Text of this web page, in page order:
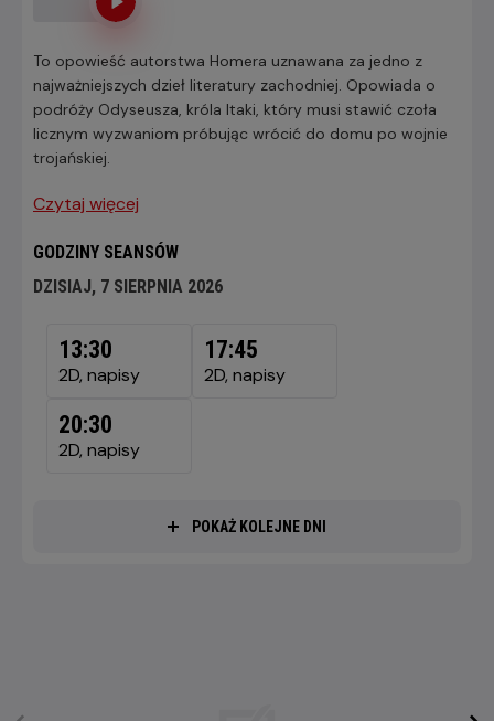
To opowieść autorstwa Homera uznawana za jedno z
najważniejszych dzieł literatury zachodniej. Opowiada o
podróży Odyseusza, króla Itaki, który musi stawić czoła
licznym wyzwaniom próbując wrócić do domu po wojnie
trojańskiej.
Czytaj więcej
GODZINY SEANSÓW
DZISIAJ, 7 SIERPNIA 2026
SIERPNIA
2026
13:30
2D, napisy
17:45
2D, napisy
20:30
2D, napisy
POKAŻ KOLEJNE DNI